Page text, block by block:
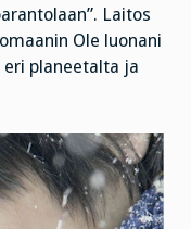
Laitos
Ole luonani
eri planeetalta ja